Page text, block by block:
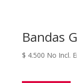
Bandas
$ 4.500 No Incl.